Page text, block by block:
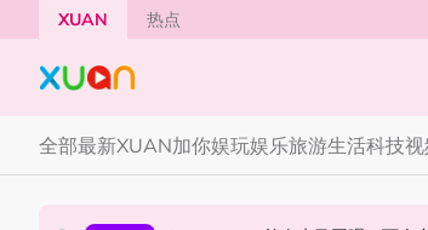
Skip to main content
XUAN 热点
全部最新XUAN加你娱玩娱乐旅游生活科技视